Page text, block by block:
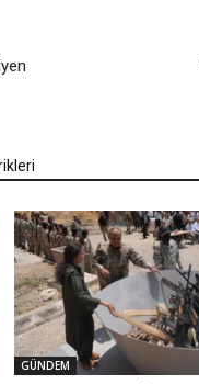
GÜNDEM